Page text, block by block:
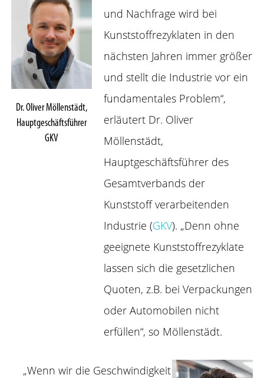
Dr. Oliver Möllenstädt,
Hauptgeschäftsführer
GKV
und Nachfrage wird bei
Kunststoffrezyklaten in den
nächsten Jahren immer größer
und stellt die Industrie vor ein
fundamentales Problem“,
erläutert Dr. Oliver
Möllenstädt,
Hauptgeschäftsführer des
Gesamtverbands der
Kunststoff verarbeitenden
Industrie (GKV). „Denn ohne
geeignete Kunststoffrezyklate
lassen sich die gesetzlichen
Quoten, z.B. bei Verpackungen
oder Automobilen nicht
erfüllen“, so Möllenstädt.
„Wenn wir die Geschwindigkeit